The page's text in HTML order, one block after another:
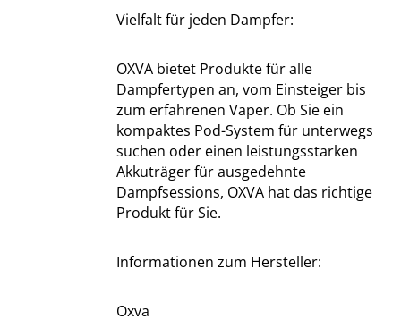
Vielfalt für jeden Dampfer:
OXVA bietet Produkte für alle
Dampfertypen an, vom Einsteiger bis
zum erfahrenen Vaper. Ob Sie ein
kompaktes Pod-System für unterwegs
suchen oder einen leistungsstarken
Akkuträger für ausgedehnte
Dampfsessions, OXVA hat das richtige
Produkt für Sie.
Informationen zum Hersteller:
Oxva